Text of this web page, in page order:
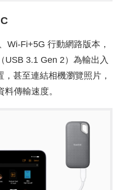
Wi-Fi+5G 行動網路版本，
USB 3.1 Gen 2）為輸出入
甚至連結相機瀏覽照片，
傳輸速度。